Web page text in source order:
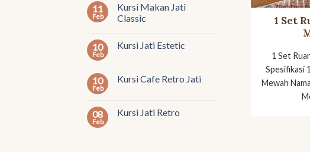
11
Feb
Kursi Makan Jati
Classic
10
Feb
Kursi Jati Estetic
10
Feb
Kursi Cafe Retro Jati
08
Feb
Kursi Jati Retro
1 Set
1 Set
Spesifikasi
Mewah